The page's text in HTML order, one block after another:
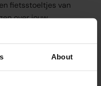
About
fietsstoeltjes van
over jouw
opvragen? Bel of
contactgegevens: